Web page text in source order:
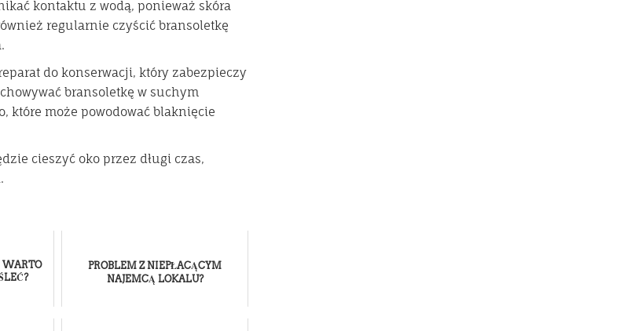
kontaktu z wodą, ponieważ skóra
regularnie czyścić bransoletkę
do konserwacji, który zabezpieczy
bransoletkę w suchym
które może powodować blaknięcie
cieszyć oko przez długi czas,
WARTO
PROBLEM Z NIEPŁACĄCYM
NAJEMCĄ LOKALU?